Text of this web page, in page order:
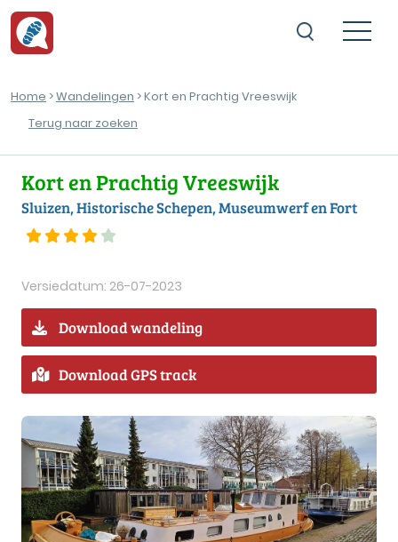
Home >Wandelingen > Kort en Prachtig Vreeswijk
Terug naar zoeken
Kort en Prachtig Vreeswijk
Sluizen, Historische Schepen, Museumwerf en Fort
Versiedatum: 26-07-2023
Download wandeling
Download GPS track